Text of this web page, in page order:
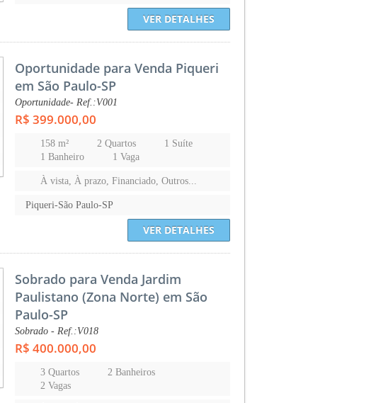
VER DETALHES
Oportunidade para Venda Piqueri
em São Paulo-SP
Oportunidade- Ref.:V001
R$ 399.000,00
158 m² 2 Quartos
1 Suíte
1 Banheiro
1 Vaga
À vista, À prazo, Financiado, Outros...
Piqueri-São Paulo-SP
VER DETALHES
Sobrado para Venda Jardim
Paulistano (Zona Norte) em São
Paulo-SP
Sobrado - Ref.:V018
R$ 400.000,00
3 Quartos
2 Banheiros
2 Vagas